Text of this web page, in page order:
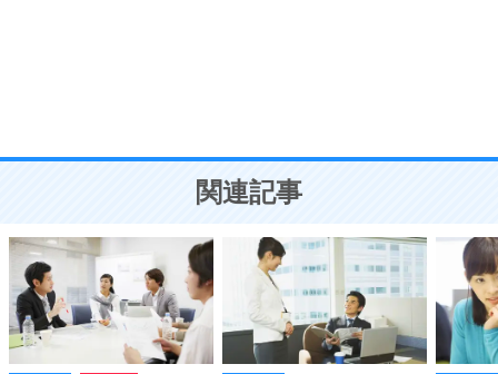
ことが大切。
関連記事